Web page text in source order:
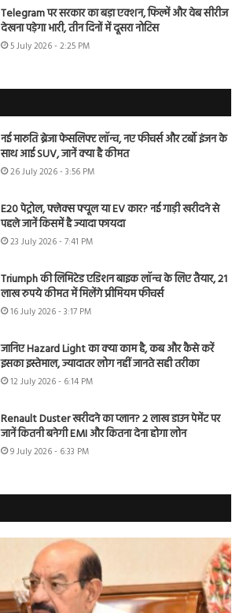
Telegram पर सरकार का बड़ा एक्शन, फिल्में और वेब सीरीज
देखना पड़ेगा भारी, तीन दिनों में दूसरा नोटिस
5 July 2026 - 2:25 PM
नई मारुति ब्रेजा फेसलिफ्ट लॉन्च, नए फीचर्स और टर्बो इंजन के
साथ आई SUV, जानें क्या है कीमत
26 July 2026 - 3:56 PM
E20 पेट्रोल, फ्लेक्स फ्यूल या EV कार? नई गाड़ी खरीदने से
पहले जानें किसमें है ज्यादा फायदा
23 July 2026 - 7:41 PM
Triumph की लिमिटेड एडिशन बाइक लॉन्च के लिए तैयार, 21
लाख रुपये कीमत में मिलेंगे प्रीमियम फीचर्स
16 July 2026 - 3:17 PM
जानिए Hazard Light का क्या काम है, कब और कैसे करें
इसका इस्तेमाल, ज्यादातर लोग नहीं जानते सही तरीका
12 July 2026 - 6:14 PM
Renault Duster खरीदने का प्लान? 2 लाख डाउन पेमेंट पर
जानें कितनी बनेगी EMI और कितना देना होगा लोन
9 July 2026 - 6:33 PM